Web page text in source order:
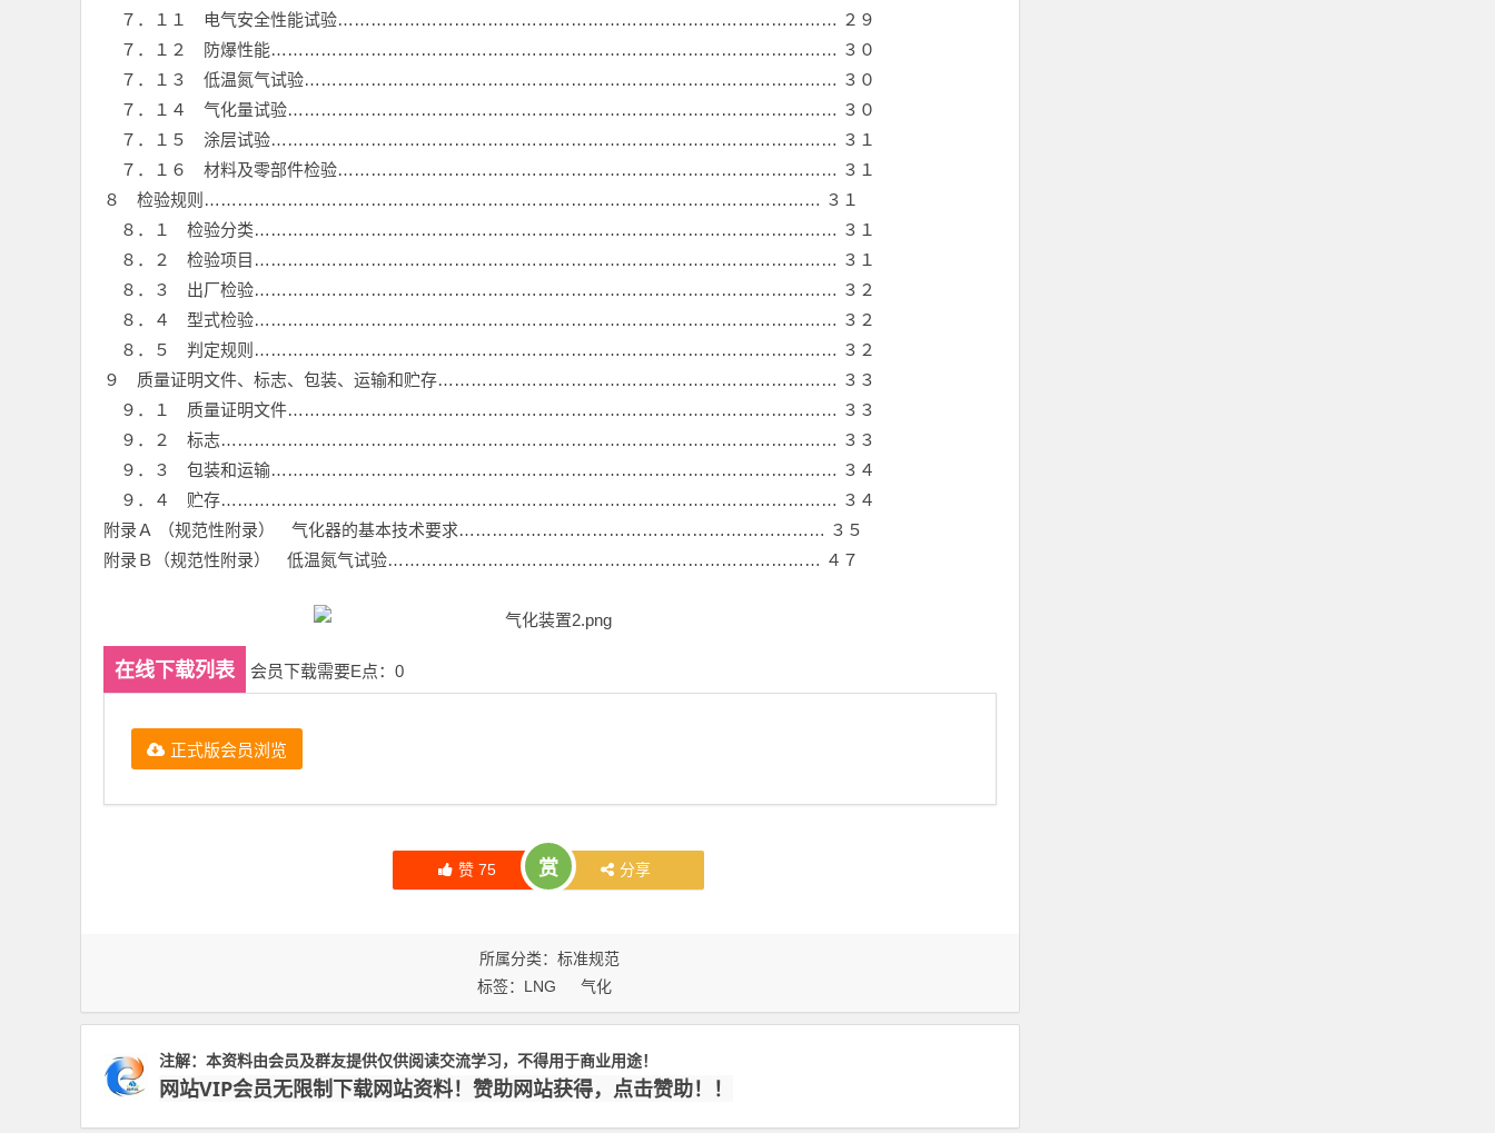
７．１１ 电气安全性能试验……………………………………………………………………………… ２９
７．１２ 防爆性能………………………………………………………………………………………… ３０
７．１３ 低温氮气试验…………………………………………………………………………………… ３０
７．１４ 气化量试验……………………………………………………………………………………… ３０
７．１５ 涂层试验………………………………………………………………………………………… ３１
７．１６ 材料及零部件检验……………………………………………………………………………… ３１
８ 检验规则………………………………………………………………………………………………… ３１
８．１ 检验分类…………………………………………………………………………………………… ３１
８．２ 检验项目…………………………………………………………………………………………… ３１
８．３ 出厂检验…………………………………………………………………………………………… ３２
８．４ 型式检验…………………………………………………………………………………………… ３２
８．５ 判定规则…………………………………………………………………………………………… ３２
９ 质量证明文件、标志、包装、运输和贮存……………………………………………………………… ３３
９．１ 质量证明文件……………………………………………………………………………………… ３３
９．２ 标志………………………………………………………………………………………………… ３３
９．３ 包装和运输………………………………………………………………………………………… ３４
９．４ 贮存………………………………………………………………………………………………… ３４
附录Ａ （规范性附录） 气化器的基本技术要求………………………………………………………… ３５
附录Ｂ（规范性附录） 低温氮气试验…………………………………………………………………… ４７
在线下载列表 会员下载需要E点：0
正式版会员浏览
赞75 赏 分享
所属分类：标准规范
标签： LNG 气化
注解：本资料由会员及群友提供仅供阅读交流学习，不得用于商业用途！
网站VIP会员无限制下载网站资料！赞助网站获得，点击赞助！！